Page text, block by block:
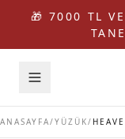
🎁 7000 TL
ANASAYFA/YÜZÜK/